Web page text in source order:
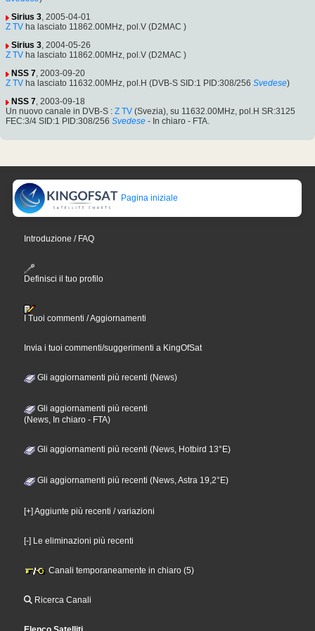
Sirius 3, 2005-04-01
Z TV ha lasciato 11862.00MHz, pol.V (D2MAC )
Sirius 3, 2004-05-26
Z TV ha lasciato 11862.00MHz, pol.V (D2MAC )
NSS 7, 2003-09-20
Z TV ha lasciato 11632.00MHz, pol.H (DVB-S SID:1 PID:308/256 Svedese)
NSS 7, 2003-09-18
Un nuovo canale in DVB-S : Z TV (Svezia), su 11632.00MHz, pol.H SR:3125
FEC:3/4 SID:1 PID:308/256 Svedese - In chiaro - FTA.
Pagina iniziale
Introduzione / FAQ
Definisci il tuo profilo
I Tuoi commenti / Aggiornamenti
Invia i tuoi commenti/suggerimenti a KingOfSat
Gli aggiornamenti più recenti (News)
Gli aggiornamenti più recenti
(News, In chiaro - FTA)
Gli aggiornamenti più recenti (News, Hotbird 13°E)
Gli aggiornamenti più recenti (News, Astra 19,2°E)
[+] Aggiunte più recenti / variazioni
[-] Le eliminazioni più recenti
Canali temporaneamente in chiaro (5)
Ricerca Canali